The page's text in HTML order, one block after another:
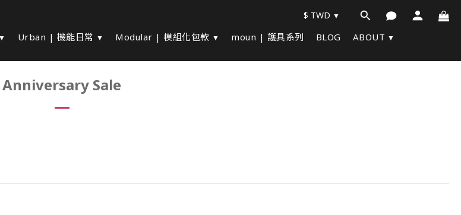
Urban | 機能日常 Modular | 模組化包款 moun | 護具系列 BLOG ABOUT
$ TWD
Anniversary Sale